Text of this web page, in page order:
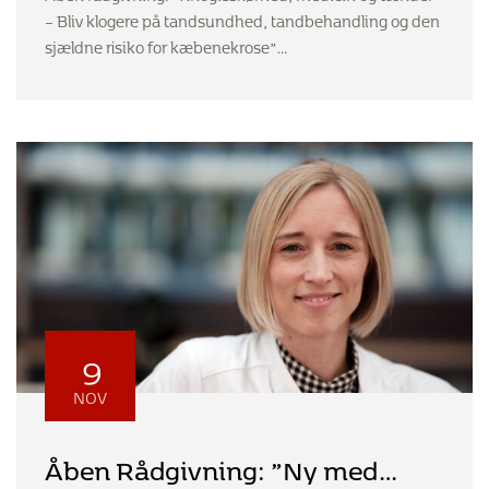
tænder” v. tandlæge og kirurg
Helle Toftgaard Frandsen
– Bliv klogere på tandsundhed, tandbehandling og den
sjældne risiko for kæbenekrose”…
9
NOV
Åben Rådgivning: ”Ny med